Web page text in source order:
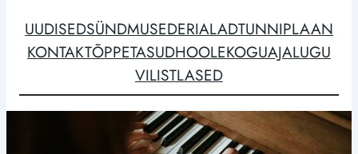
UUDISEDSÜNDMUSEDERIALADTUNNIPLAAN
KONTAKTÕPPETASUDHOOLEKOGUAJALUGU
VILISTLASED